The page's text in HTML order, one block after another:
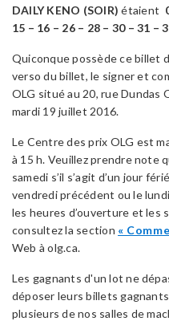
DAILY KENO (SOIR)étaient
15 – 16 – 26 – 28 – 30 – 31 –
Quiconque possède ce billet
verso du billet, le signer et
OLG situé au 20, rue Dundas
mardi 19 juillet 2016.
Le Centre des prix OLG est
à 15 h. Veuillez prendre note
samedi s’il s’agit d’un jour
vendredi précédent ou le
les heures d’ouverture et les
consultez la section «
Web à olg.ca.
Les gagnants d'un lot ne
déposer leurs billets
plusieurs de nos salles de